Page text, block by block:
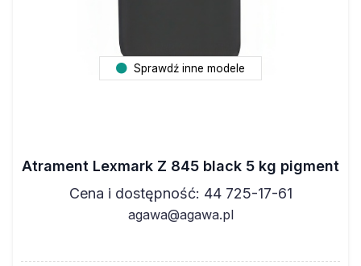
Sprawdź inne modele
Atrament Lexmark Z 845 black 5 kg pigment
Cena i dostępność: 44 725-17-61
agawa@agawa.pl